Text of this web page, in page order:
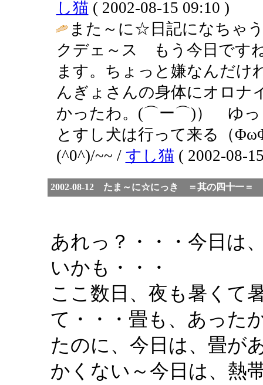
し猫 ( 2002-08-15 09:10 )
また～に☆日記になちゃ
クデェ～ス もう今日です
ます。ちょっと嫌なんだ
んぎょさんの身体にオロ
かったわ。(⌒ー⌒)） ゆっ
とすし犬は行って来る（
(^0^)/~~ / すし猫 ( 2002-08-
2002-08-12 たま～に☆にっき ＝其の四十一＝
あれっ？・・・今日は
いかも・・・
ここ数日、夜も暑くて
て・・・畳も、あった
たのに、今日は、畳が
かくない～今日は、熱